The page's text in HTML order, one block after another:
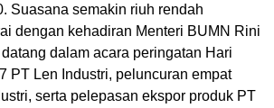
Suasana semakin riuh rendah
dengan kehadiran Menteri BUMN Rini
dalam acara peringatan Hari
PT Len Industri, peluncuran empat
serta pelepasan ekspor produk PT